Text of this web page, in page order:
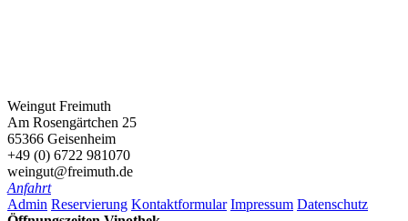
Weingut Freimuth
Am Rosengärtchen 25
65366 Geisenheim
+49 (0) 6722 981070
weingut@freimuth.de
Anfahrt
Admin Reservierung Kontaktformular Impressum Datenschutz